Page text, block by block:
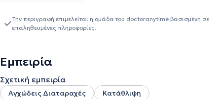
Την περιγραφή επιμελείται η ομάδα του doctoranytime βασισμένη σε
επαληθευμένες πληροφορίες.
Εμπειρία
Σχετική εμπειρία
Αγχώδεις Διαταραχές
Κατάθλιψη